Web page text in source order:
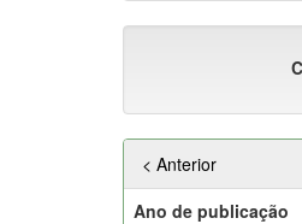
< Anterior
Ano de publicação